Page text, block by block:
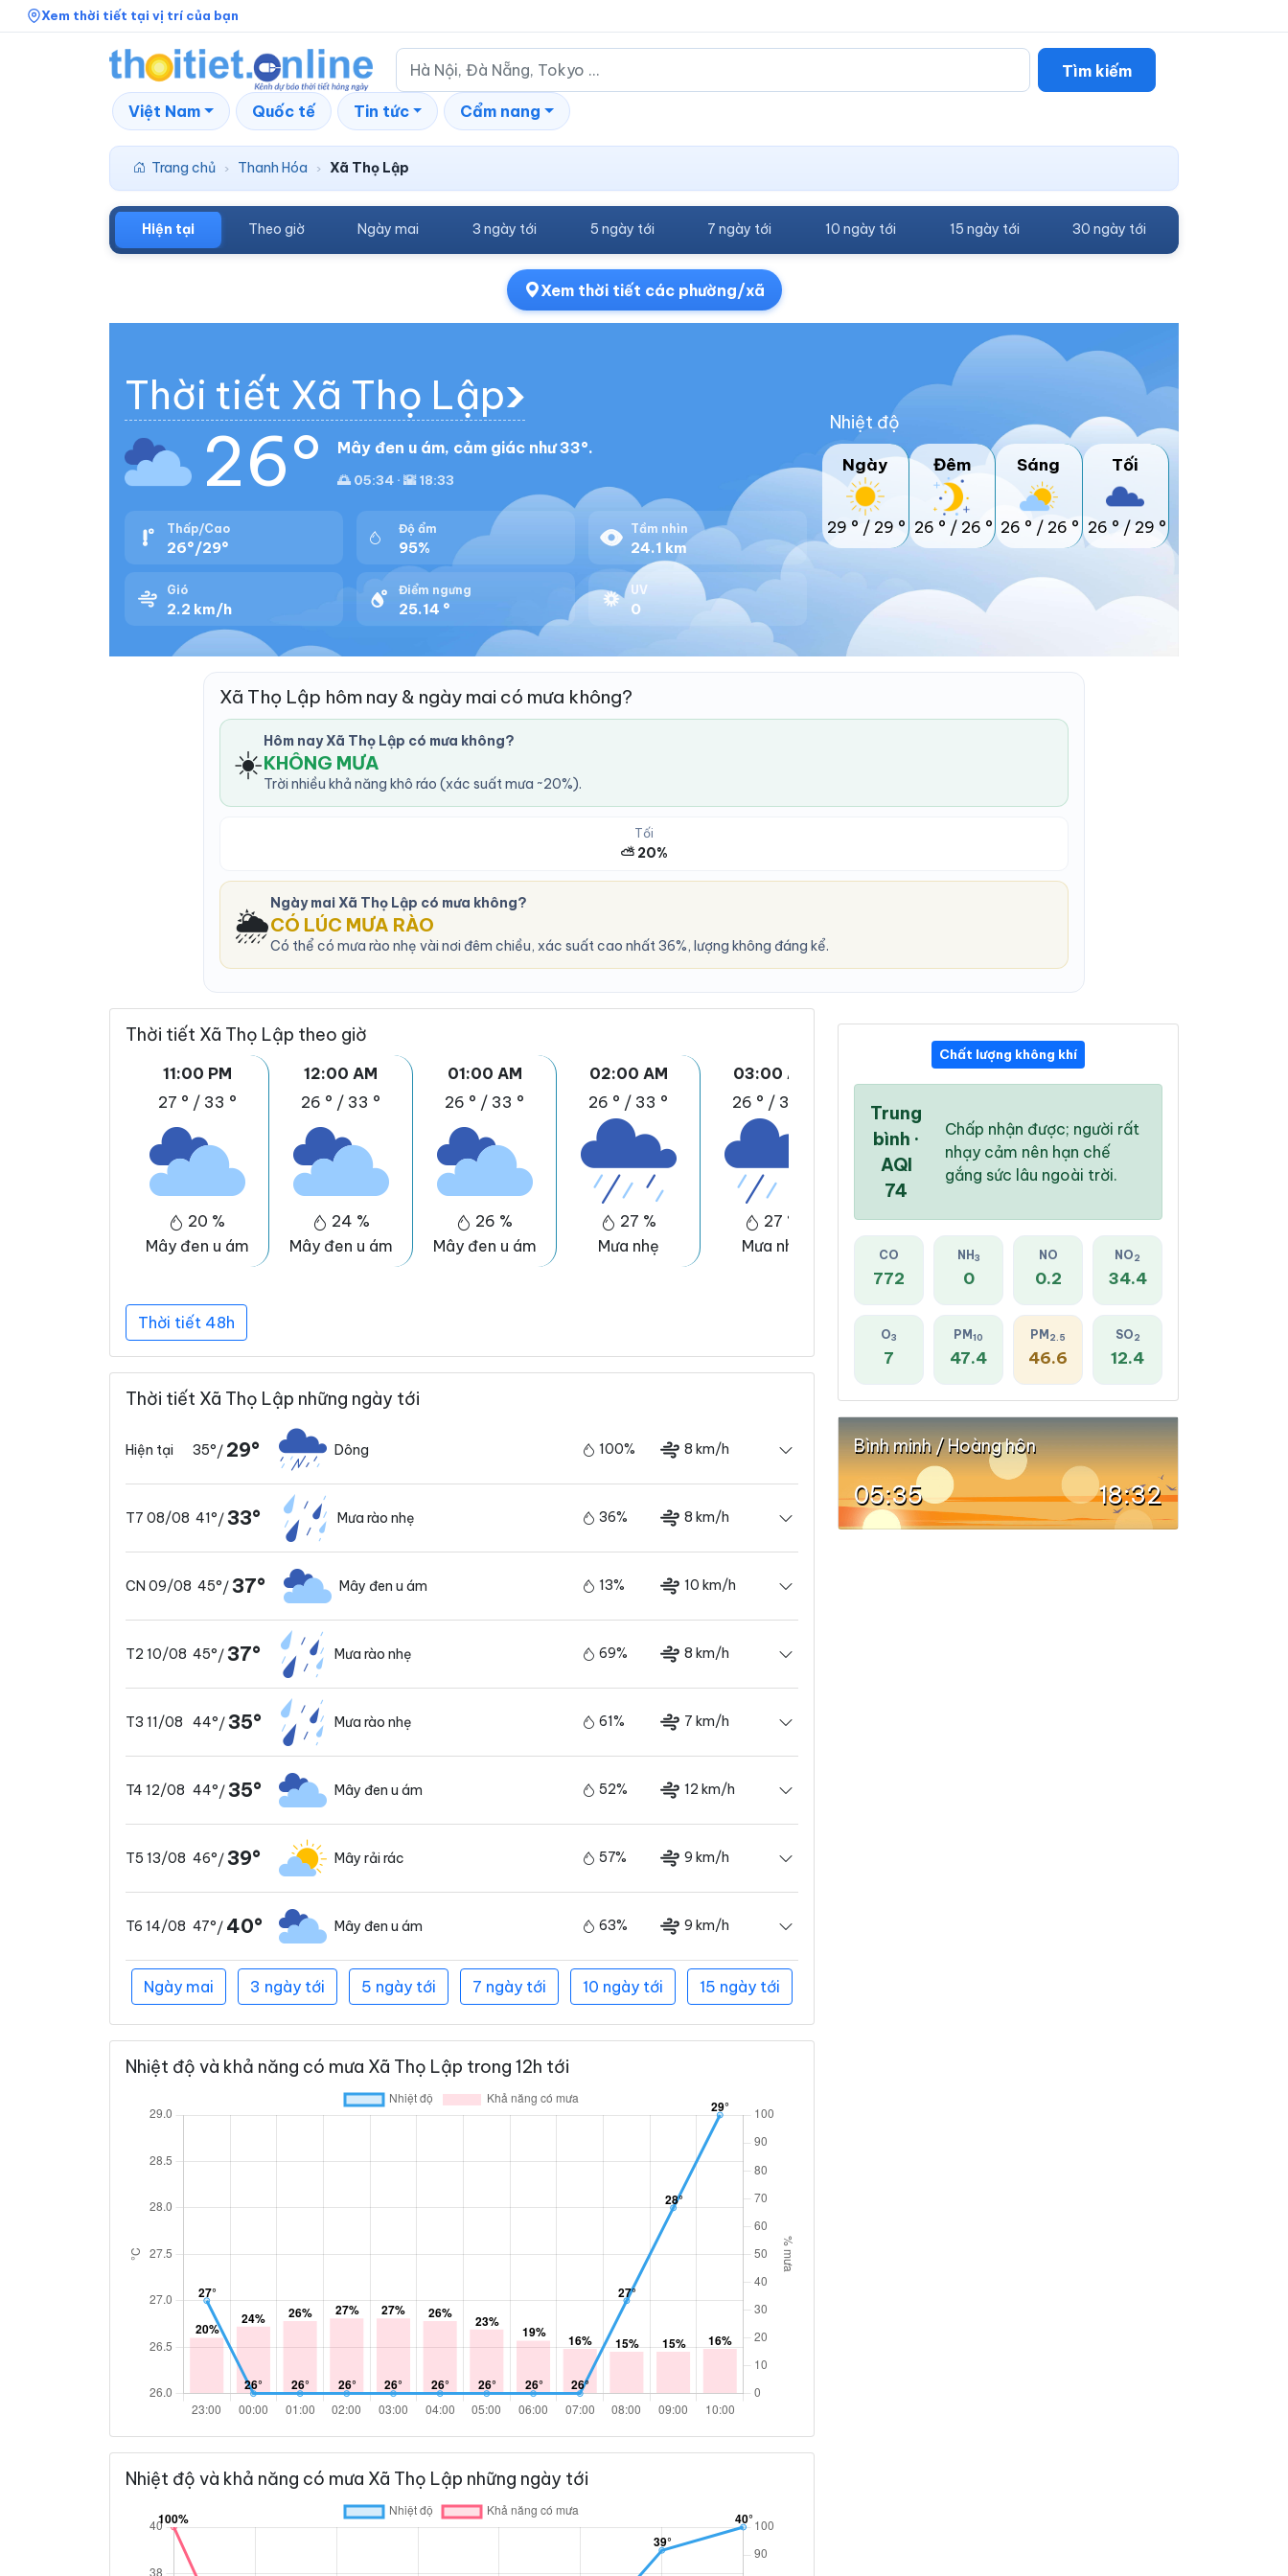
Xem thời tiết tại vị trí của bạn
Tìm kiếm
Việt Nam Quốc tế Tin tức Cẩm nang
Trang chủ › Thanh Hóa › Xã Thọ Lập
Hiện tại Theo giờ Ngày mai 3 ngày tới 5 ngày tới 7 ngày tới 10 ngày tới 15 ngày tới 30 ngày tới
Xem thời tiết các phường/xã
Thời tiết Xã Thọ Lập
26° Mây đen u ám, cảm giác như 33°.
🌅 05:34 · 🌇 18:33
Thấp/Cao
26°/29°
Độ ẩm
95%
Tầm nhìn
24.1 km
Gió
2.2 km/h
Điểm ngưng
25.14 °
UV
0
Nhiệt độ
Ngày
29 ° / 29 °
Đêm
26 ° / 26 °
Sáng
26 ° / 26 °
Tối
26 ° / 29 °
Xã Thọ Lập hôm nay & ngày mai có mưa không?
☀️
Hôm nay Xã Thọ Lập có mưa không?
KHÔNG MƯA
Trời nhiều khả năng khô ráo (xác suất mưa ~20%).
Tối
⛅ 20%
🌦️
Ngày mai Xã Thọ Lập có mưa không?
CÓ LÚC MƯA RÀO
Có thể có mưa rào nhẹ vài nơi đêm chiều, xác suất cao nhất 36%, lượng không đáng kể.
Thời tiết Xã Thọ Lập theo giờ
11:00 PM
27 ° / 33 °
20 %
Mây đen u ám
12:00 AM
26 ° / 33 °
24 %
Mây đen u ám
01:00 AM
26 ° / 33 °
26 %
Mây đen u ám
02:00 AM
26 ° / 33 °
27 %
Mưa nhẹ
03:00 AM
26 ° / 33 °
27 %
Mưa nhẹ
04:00 AM
26 °
26 %
Mưa nhẹ
05:00 AM
23 %
Mưa nhẹ
Thời tiết 48h
Thời tiết Xã Thọ Lập những ngày tới
Hiện tại 35°/ 29° Dông 100% 8 km/h
T7 08/08 41°/33° Mưa rào nhẹ 36% 8 km/h
CN 09/08 45°/37° Mây đen u ám 13% 10 km/h
T2 10/08 45°/37° Mưa rào nhẹ 69% 8 km/h
T3 11/08 44°/35° Mưa rào nhẹ 61% 7 km/h
T4 12/08 44°/35° Mây đen u ám 52% 12 km/h
T5 13/08 46°/39° Mây rải rác 57% 9 km/h
T6 14/08 47°/ 40° Mây đen u ám 63% 9 km/h
Ngày mai 3 ngày tới 5 ngày tới 7 ngày tới 10 ngày tới 15 ngày tới
Nhiệt độ và khả năng có mưa Xã Thọ Lập trong 12h tới
Nhiệt độ và khả năng có mưa Xã Thọ Lập những ngày tới
Chất lượng không khí
Trung
bình ·
AQI
74
Chấp nhận được; người rất
nhạy cảm nên hạn chế
gắng sức lâu ngoài trời.
CO
772
NH 3
0
NO
0.2
NO2
34.4
O3
7
PM 10
47.4
PM 2.5
46.6
SO2
12.4
Bình minh / Hoàng hôn
05:35 18:32